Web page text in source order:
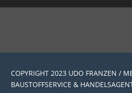
COPYRIGHT 2023 UDO FRANZEN /
BAUSTOFFSERVICE &